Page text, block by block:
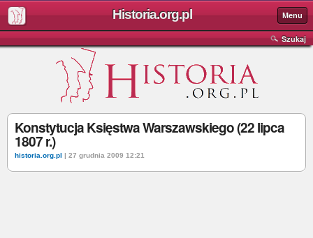
Historia.org.pl Menu
Szukaj
Konstytucja Księstwa Warszawskiego (22 lipca
1807 r.)
historia.org.pl | 27 grudnia 2009 12:21